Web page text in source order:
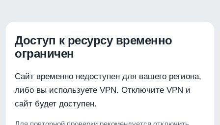
Доступ к ресурсу временно
ограничен
Сайт временно недоступен для вашего региона,
либо вы используете VPN. Отключите VPN и
сайт будет доступен.